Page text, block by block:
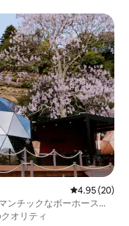
レビュー20
4.95 (20)
ンチックなボーホースタ
オリティ